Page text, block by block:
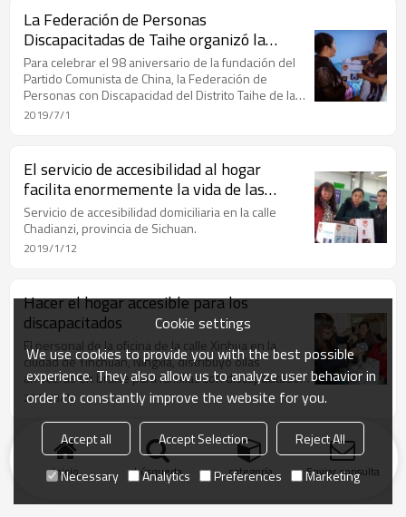
comunidad y son bienvenidos por todos.
La Federación de Personas
Discapacitadas de Taihe organizó la
actividad "miembros en servicio que
visitan la comunidad"
Para celebrar el 98 aniversario de la fundación del
Partido Comunista de China, la Federación de
Personas con Discapacidad del Distrito Taihe de la
ciudad de Jinzhou, provincia de Liaoning, organizó
pobres con discapacidad visual. en la calle Tanghezi.
2019/7/1
El servicio de accesibilidad al hogar
facilita enormemente la vida de las
personas con discapacidad.
Servicio de accesibilidad domiciliaria en la calle
Chadianzi, provincia de Sichuan.
2019/1/12
Hacer el hogar accesible para los
discapacitados
El personal de la oficina de la calle Xinhua en la
ciudad de Yinchuan, Ningxia, distribuyó ollas
arroceras en braille para familias con discapacitados
empobrecidos en su jurisdicción.
2019/3/14
Inicio búsqueda categoría Enviar consulta
Cookie settings
We use cookies to provide you with the best possible
experience. They also allow us to analyze user behavior in
order to constantly improve the website for you.
Accept all Accept Selection
Reject All
Necessary
Analytics Preferences Marketing